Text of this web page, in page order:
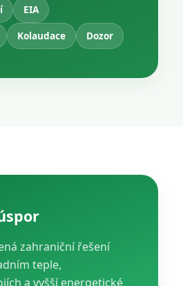
EIA
Kolaudace Dozor
zahraniční řešení
teple,
a vyšší energetické